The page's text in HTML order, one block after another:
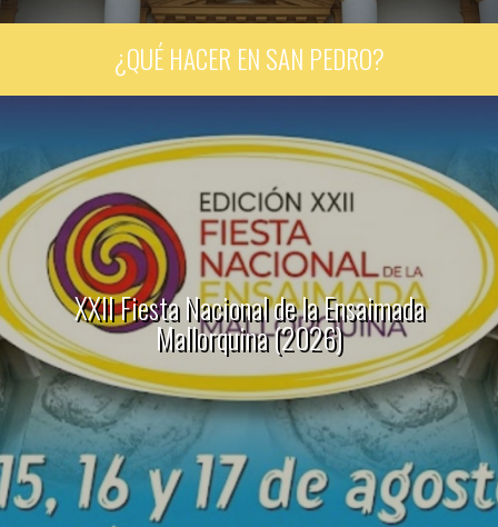
¿QUÉ HACER EN SAN PEDRO?
XXII Fiesta Nacional de la Ensaimada
Mallorquina (2026)